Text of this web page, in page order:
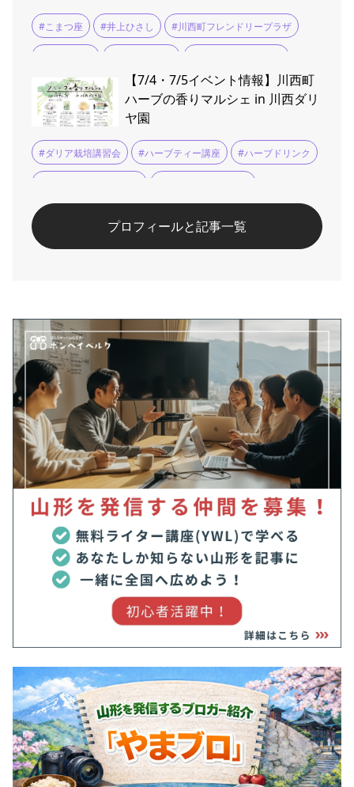
#こまつ座 #井上ひさし #川西町フレンドリープラザ
【7/4・7/5イベント情報】川西町
ハーブの香りマルシェ in 川西ダリ
ヤ園
#ダリア栽培講習会 #ハーブティー講座 #ハーブドリンク
プロフィールと記事一覧